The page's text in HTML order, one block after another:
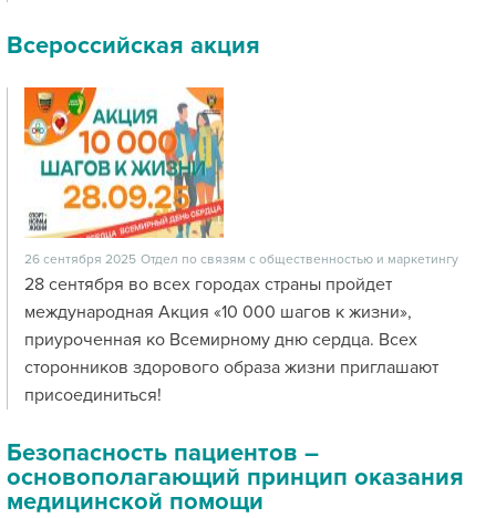
Всероссийская акция
26 сентября 2025 Отдел по связям с общественностью и маркетингу
28 сентября во всех городах страны пройдет
международная Акция «10 000 шагов к жизни»,
приуроченная ко Всемирному дню сердца. Всех
сторонников здорового образа жизни приглашают
присоединиться!
Безопасность пациентов –
основополагающий принцип оказания
медицинской помощи